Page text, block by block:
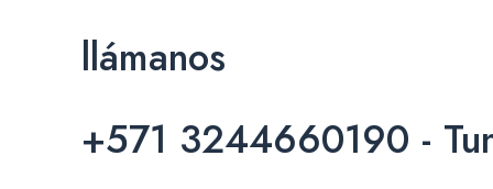
llámanos
+571 3244660190 -